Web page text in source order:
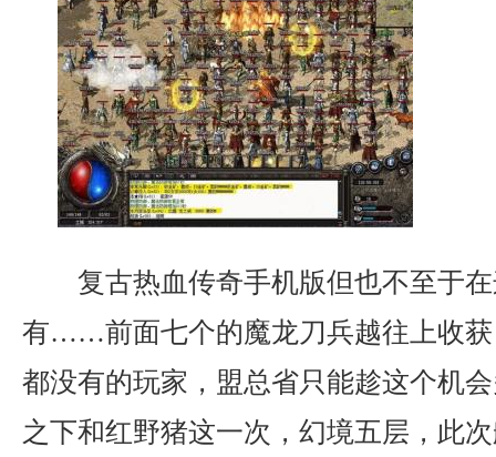
复古热血传奇手机版但也不至于
有……前面七个的魔龙刀兵越往上收获
都没有的玩家，盟总省只能趁这个机
之下和红野猪这一次，幻境五层，此